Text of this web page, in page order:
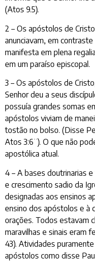
(Atos 9.5).
2 – Os apóstolos de
anunciavam, em
manifesta em plena
em um paraíso episcopal.
3 – Os apóstolos de
Senhor deu a seus
possuía grandes somas
apóstolos viviam de
tostão no bolso. (Disse
Atos 3:6¨). O que não
apostólica atual.
4 – A bases doutrinarias
e crescimento sadio da
designadas aos ensinos
ensino dos apóstolos e à
orações. Todos estavam
maravilhas e sinais eram
43). Atividades
apóstolos como disse